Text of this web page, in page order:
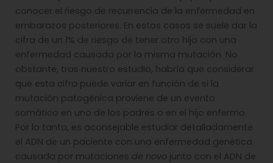
conocer el riesgo de recurrencia de la enfermedad en
embarazos posteriores. En estos casos se suele dar la
cifra de un 1% de riesgo de tener otro hijo con una
enfermedad causada por la misma mutación. No
obstante, tras nuestro estudio, habría que considerar
que esta cifra puede variar en función de si la
mutación patogénica proviene de un evento
somático en uno de los padres o en el hijo enfermo.
Por lo tanto, es aconsejable estudiar detalladamente
el ADN de un paciente con una enfermedad genética
causada por mutaciones de novo junto con el ADN de